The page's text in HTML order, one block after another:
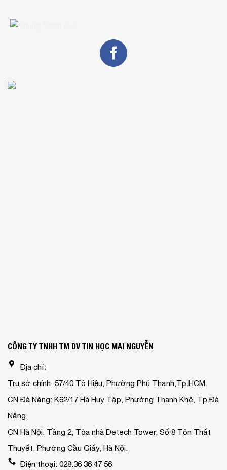
CÔNG TY TNHH TM DV TIN HỌC MAI NGUYỄN
Địa chỉ:
Trụ sở chính: 57/40 Tô Hiệu, Phường Phú Thạnh,Tp.HCM.
CN Đà Nẵng: K62/17 Hà Huy Tập, Phường Thanh Khê, Tp.Đà
Nẵng.
CN Hà Nội: Tầng 2, Tòa nhà Detech Tower, Số 8 Tôn Thất
Thuyết, Phường Cầu Giấy, Hà Nội.
Điện thoại: 028.36 36 47 56